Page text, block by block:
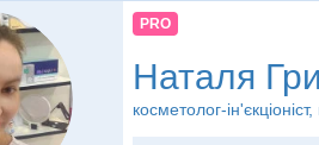
PRO
Наталя
косметолог-